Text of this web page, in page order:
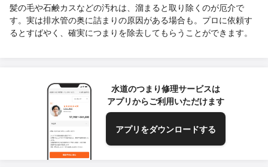
髪の毛や石鹸カスなどの汚れは、溜まると取り除くのが厄介で
す。実は排水管の奥に詰まりの原因がある場合も。プロに依頼す
るとすばやく、確実につまりを除去してもらうことができます。
水道のつまり修理サービスは
アプリからご利用いただけます
アプリをダウンロードする